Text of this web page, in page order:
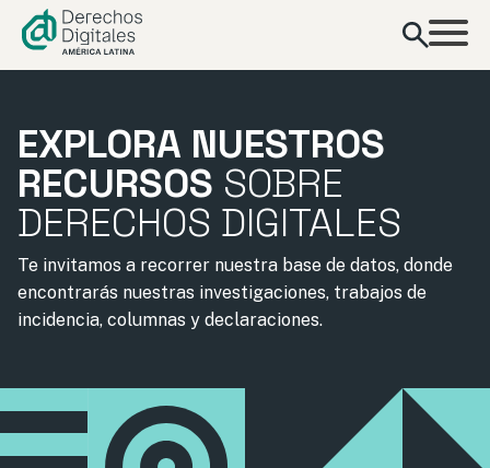
contenido
EXPLORA NUESTROS
RECURSOS SOBRE
DERECHOS DIGITALES
Te invitamos a recorrer nuestra base de datos, donde
encontrarás nuestras investigaciones, trabajos de
incidencia, columnas y declaraciones.